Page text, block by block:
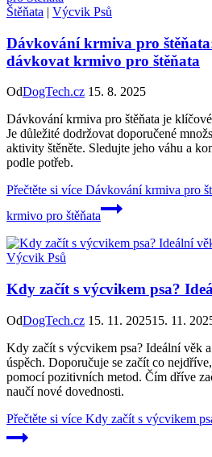
Štěňata | Výcvik Psů
Dávkování krmiva pro
dávkovat krmivo pro štěňata
OdDogTech.cz 15. 8. 2025
Dávkování krmiva pro štěňata je
Je důležité dodržovat doporučené
aktivity štěněte. Sledujte jeho váhu a
podle potřeb.
Přečtěte si více Dávkování krmiva pro
krmivo pro štěňata
Výcvik Psů
Kdy začít s výcvikem psa?
OdDogTech.cz 15. 11. 202515. 11.
Kdy začít s výcvikem psa? Ideální věk
úspěch. Doporučuje se začít co
pomocí pozitivních metod. Čím dříve
naučí nové dovednosti.
Přečtěte si více Kdy začít s výcvikem